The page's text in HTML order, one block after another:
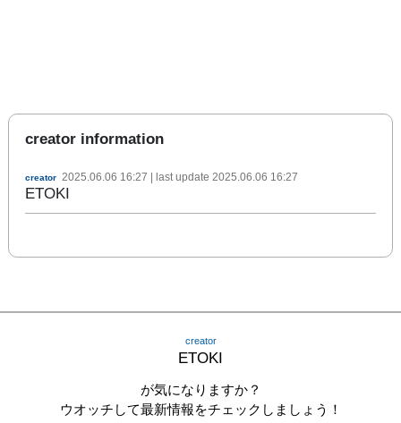
creator information
creator 2025.06.06 16:27 | last update 2025.06.06 16:27
ETOKI
creator
ETOKI
が気になりますか？
ウオッチして最新情報をチェックしましょう！